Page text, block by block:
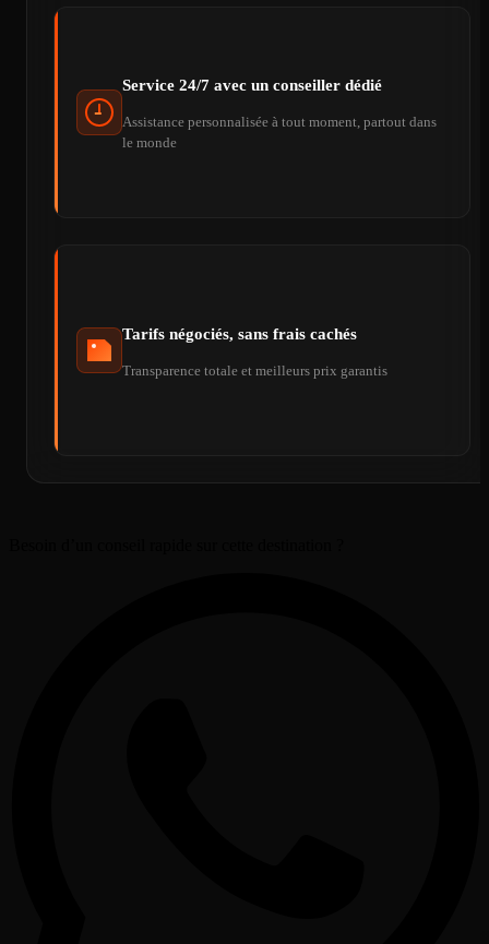
Service 24/7 avec un conseiller dédié
Assistance personnalisée à tout moment, partout dans
le monde
Tarifs négociés, sans frais cachés
Transparence totale et meilleurs prix garantis